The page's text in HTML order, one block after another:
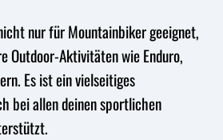
nur für Mountainbiker geeignet,
Outdoor-Aktivitäten wie Enduro,
Es ist ein vielseitiges
bei allen deinen sportlichen